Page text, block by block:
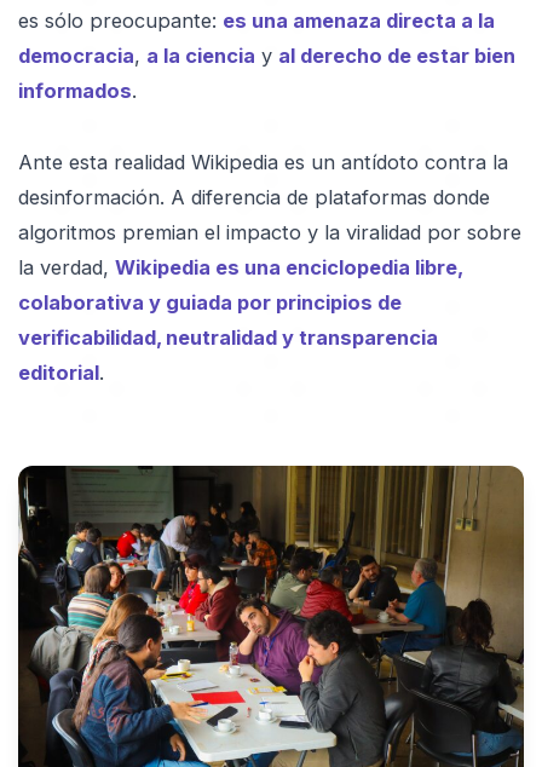
es sólo preocupante: es una amenaza directa a la
democracia, a la ciencia y al derecho de estar bien
informados.
Ante esta realidad Wikipedia es un antídoto contra la
desinformación. A diferencia de plataformas donde
algoritmos premian el impacto y la viralidad por sobre
la verdad, Wikipedia es una enciclopedia libre,
colaborativa y guiada por principios de
verificabilidad, neutralidad y transparencia
editorial.